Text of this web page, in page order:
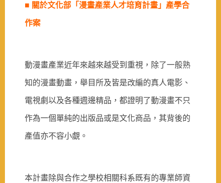
■ 關於文化部「漫畫產業人才培育計畫」產學合
作案
動漫畫產業近年來越來越受到重視，除了一般熟
知的漫畫動畫，舉目所及皆是改編的真人電影、
電視劇以及各種週邊精品，都證明了動漫畫不只
作為一個單純的出版品或是文化商品，其背後的
產值亦不容小覷。
本計畫除與合作之學校相關科系既有的專業師資